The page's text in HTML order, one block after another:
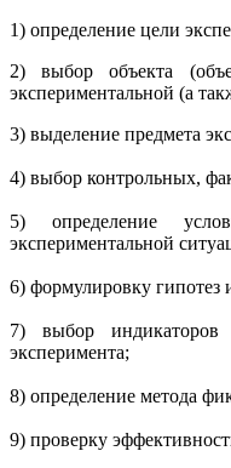
1) определение цели
2) выбор объекта
экспериментальной (а
3) выделение предмета
4) выбор контрольных,
5) определение
экспериментальной
6) формулировку гипотез
7) выбор индикаторов
эксперимента;
8) определение метода
9) проверку